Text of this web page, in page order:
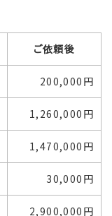
ご依頼後
200,000円
1,260,000円
1,470,000円
30,000円
2,900,000円